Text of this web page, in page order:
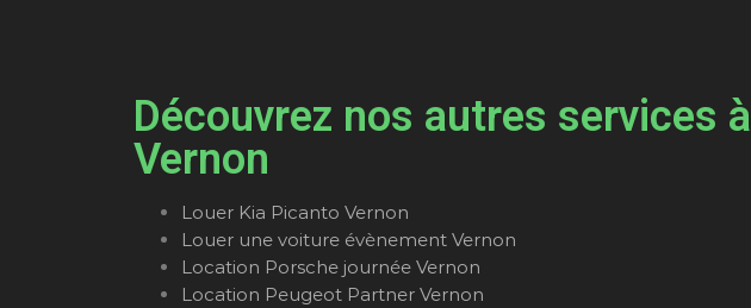
Découvrez nos autres services à
Vernon
Louer Kia Picanto Vernon
Louer une voiture évènement Vernon
Location Porsche journée Vernon
Location Peugeot Partner Vernon